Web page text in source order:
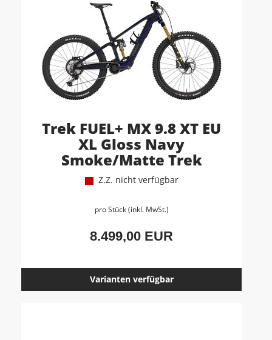
Trek FUEL+ MX 9.8 XT EU
XL Gloss Navy
Smoke/Matte Trek
Z.Z. nicht verfügbar
pro Stück (inkl. MwSt.)
8.499,00 EUR
Varianten verfügbar